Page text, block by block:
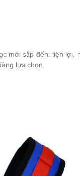
mới sắp đến: tiện lợi,
lựa chọn.